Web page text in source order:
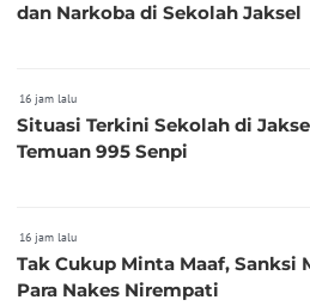
dan Narkoba di Sekolah Jaksel
16 jam lalu
Situasi Terkini Sekolah di
Temuan 995 Senpi
16 jam lalu
Tak Cukup Minta Maaf, Sanksi
Para Nakes Nirempati